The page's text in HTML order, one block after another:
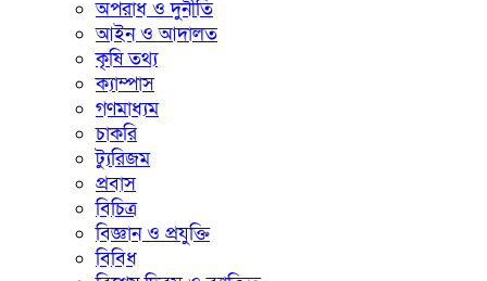
অপরাধ ও দুর্নীতি
আইন ও আদালত
কৃষি তথ্য
ক্যাম্পাস
গণমাধ্যম
চাকরি
ট্যুরিজম
প্রবাস
বিচিত্র
বিজ্ঞান ও প্রযুক্তি
বিবিধ